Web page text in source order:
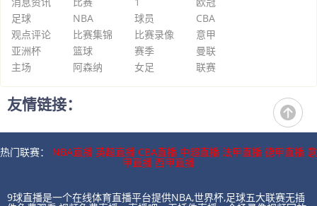
足球
NBA 球员
CBA
观点评论
比赛集锦 比赛录像
意甲
亚洲杯
篮球 赛季
曼联
主场
阿森纳 女足 联赛
友情链接：
热门联赛： NBA直播 英超直播 CBA直播 中超直播 法甲直播 德甲直播 意
甲直播 西甲直播
9球直播是一个在线体育直播平台提供NBA,世界杯,足球五大联赛无插